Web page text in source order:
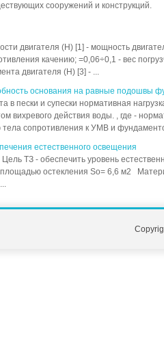
сооружений и конструкций.
двигателя (Н) [1] - мощность
качению; =0,06÷0,1 - вес
двигателя (Н) [3] - ...
основания на равные подошвы
в пески и супески нормативная
вихревого действия воды. , где -
сопротивления к УМВ и
естественного освещения
ТЗ - обеспечить уровень
площадью остекления So= 6,6 м2